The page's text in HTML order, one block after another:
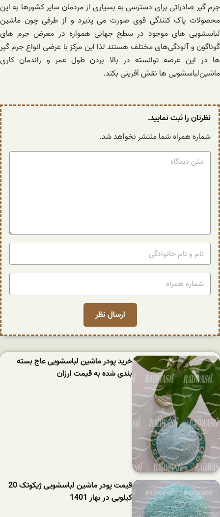
جرم گیر صادراتی برای دسترسی به بسیاری از مردمان سایر کشورها به این
محصولات پاک کنندگی قوی صورت می پذیرد و از طرفی چون ماشین
لباسشویی های موجود در سطح جهانی همواره در معرض جرم های
گوناگون و آلودگی‌های مختلف هستند لذا این مرکز با عرضی انواع جرم گیر
ها در این عرصه توانسته در بالا بردن طول عمر و راندمان کاری
ماشین‌لباسشویی ها نقش آفرینی بکند.
نظرتان را ثبت نمایید.
شماره همراه شما منتشر نخواهد شد.
خرید پودر ماشین لباسشویی عاج بسته
بندی شده به قیمت ارزان
قیمت پودر ماشین لباسشویی ژیکوتک 20
کیلویی در بهار 1401